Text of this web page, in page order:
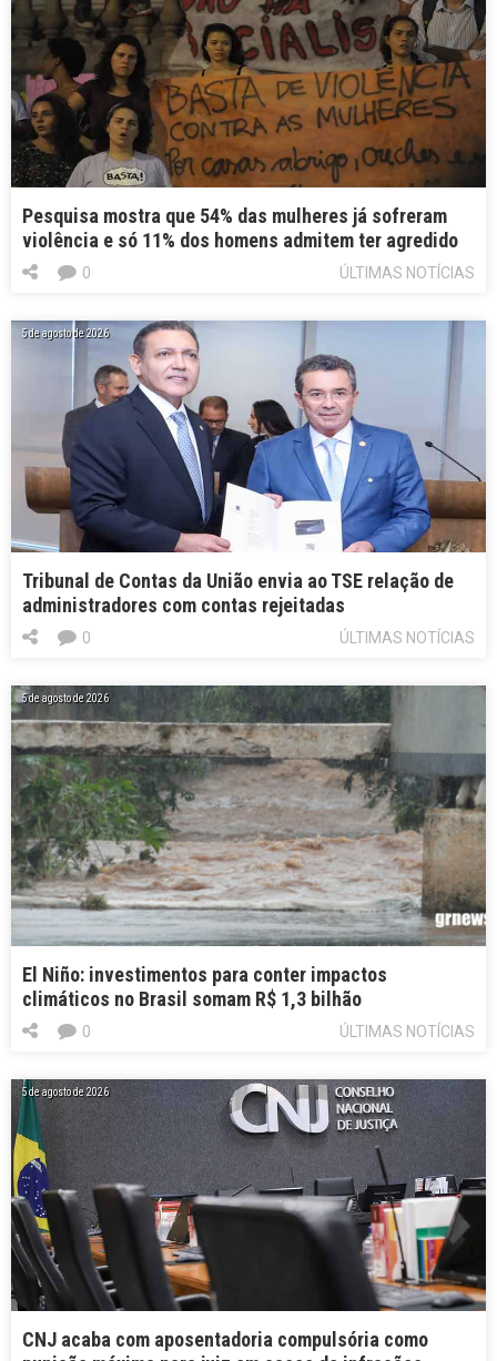
Pesquisa mostra que 54% das mulheres já sofreram
violência e só 11% dos homens admitem ter agredido
ÚLTIMAS NOTÍCIAS
0
5 de agosto de 2026
Tribunal de Contas da União envia ao TSE relação de
administradores com contas rejeitadas
ÚLTIMAS NOTÍCIAS
0
5 de agosto de 2026
El Niño: investimentos para conter impactos
climáticos no Brasil somam R$ 1,3 bilhão
ÚLTIMAS NOTÍCIAS
0
5 de agosto de 2026
CNJ acaba com aposentadoria compulsória como